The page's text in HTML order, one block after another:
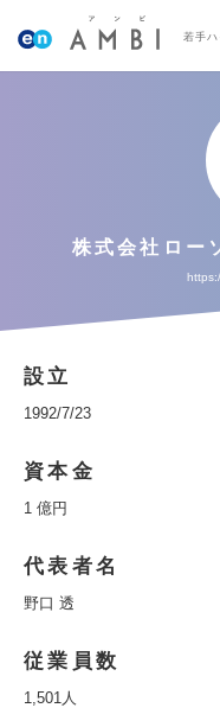
若手
株式会社ロー
設立
1992/7/23
資本金
1 億円
代表者名
野口 透
従業員数
1,501人